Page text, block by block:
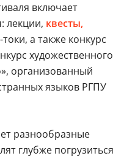
включает
лекции, квесты,
а также конкурс
художественного
организованный
языков РГПУ
разнообразные
глубже погрузиться